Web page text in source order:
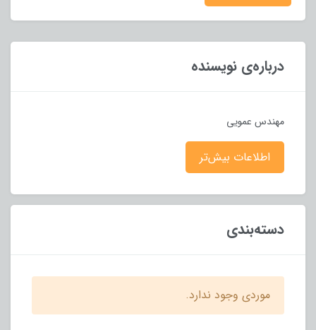
درباره‌ی نویسنده
مهندس عمویی
اطلاعات بیش‌تر
دسته‌بندی
موردی وجود ندارد.